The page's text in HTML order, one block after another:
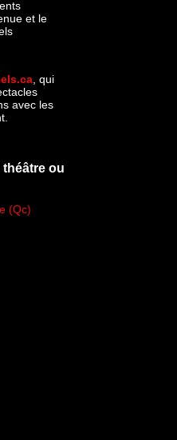
et le
, qui
avec les
ou
(Qc)